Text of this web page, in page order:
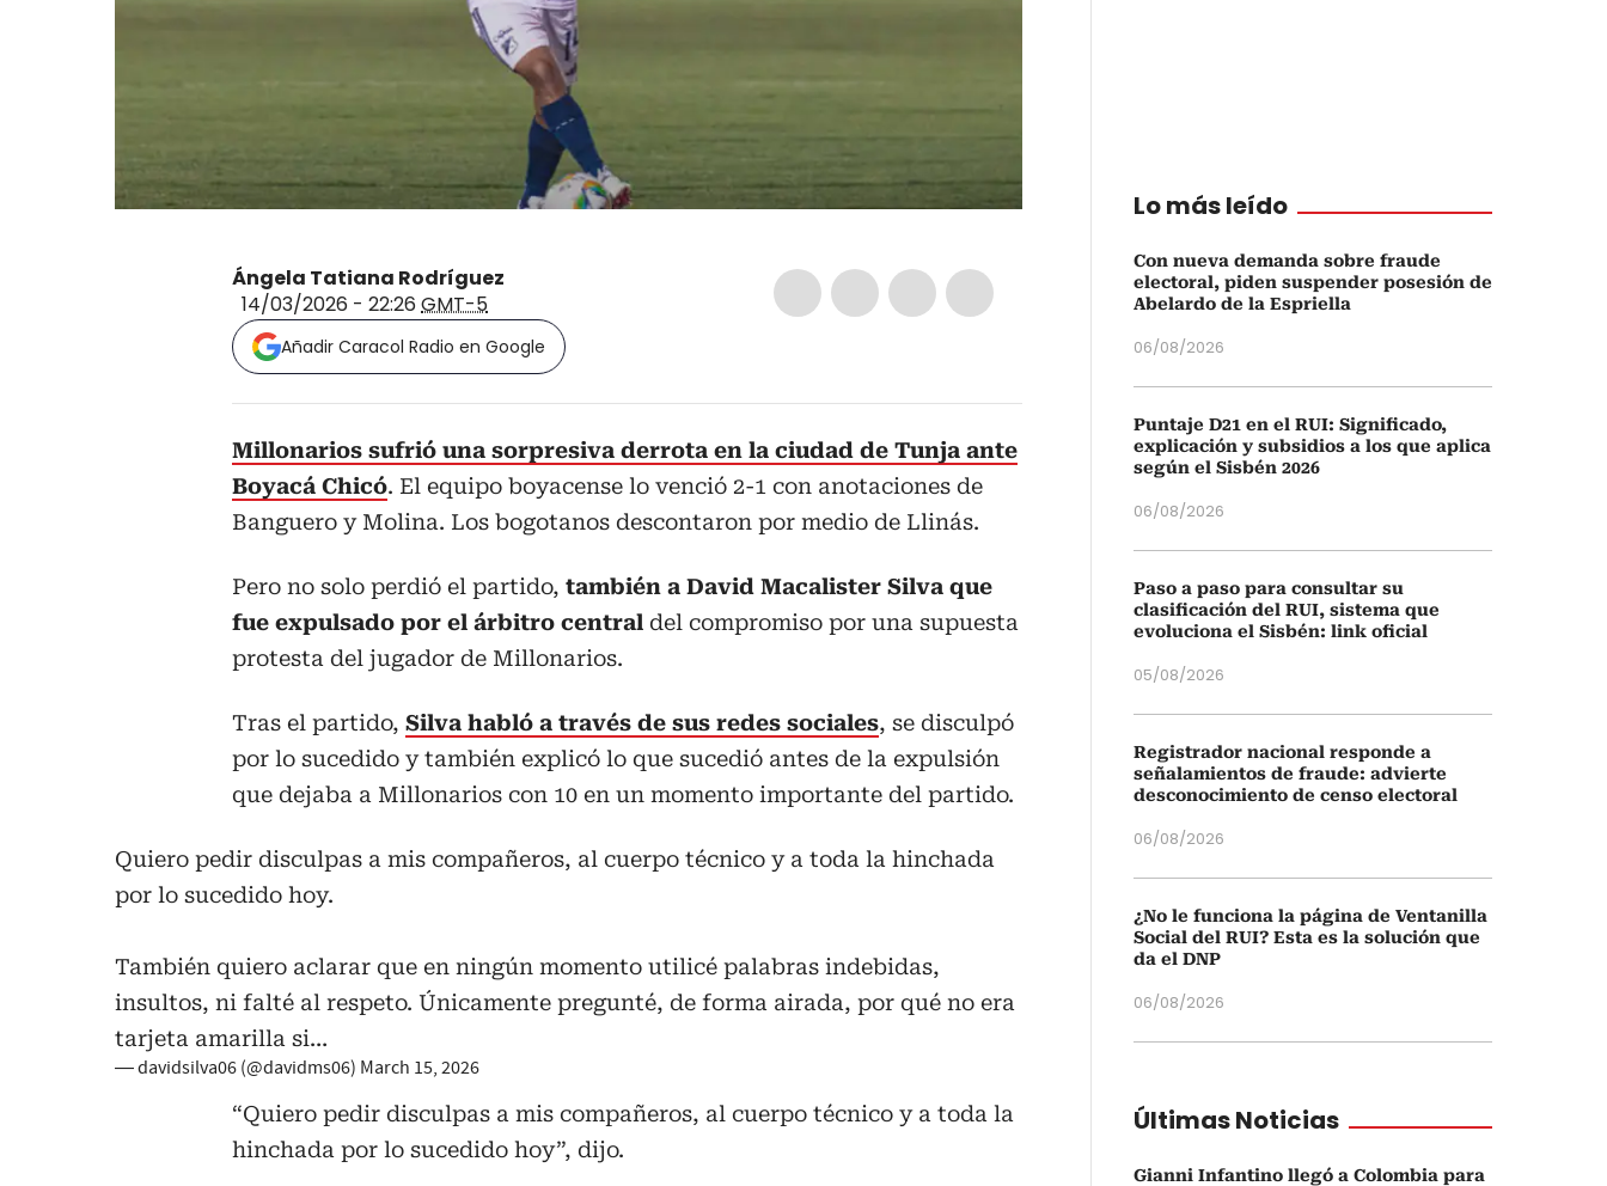
Ángela Tatiana Rodríguez
14/03/2026 - 22:26 GMT-5
Añadir Caracol Radio en Google
Millonarios sufrió una sorpresiva derrota en la ciudad de Tunja ante
Boyacá Chicó. El equipo boyacense lo venció 2-1 con anotaciones de
Banguero y Molina. Los bogotanos descontaron por medio de Llinás.
Pero no solo perdió el partido, también a David Macalister Silva que
fue expulsado por el árbitro central del compromiso por una supuesta
protesta del jugador de Millonarios.
Tras el partido, Silva habló a través de sus redes sociales, se disculpó
por lo sucedido y también explicó lo que sucedió antes de la expulsión
que dejaba a Millonarios con 10 en un momento importante del partido.
Quiero pedir disculpas a mis compañeros, al cuerpo técnico y a toda la hinchada
por lo sucedido hoy.
También quiero aclarar que en ningún momento utilicé palabras indebidas,
insultos, ni falté al respeto. Únicamente pregunté, de forma airada, por qué no era
tarjeta amarilla si…
— davidsilva06 (@davidms06) March 15, 2026
“Quiero pedir disculpas a mis compañeros, al cuerpo técnico y a toda la
hinchada por lo sucedido hoy”, dijo.
Lo más leído
Con nueva demanda sobre fraude
electoral, piden suspender posesión de
Abelardo de la Espriella
06/08/2026
Puntaje D21 en el RUI: Significado,
explicación y subsidios a los que aplica
según el Sisbén 2026
06/08/2026
Paso a paso para consultar su
clasificación del RUI, sistema que
evoluciona el Sisbén: link oficial
05/08/2026
Registrador nacional responde a
señalamientos de fraude: advierte
desconocimiento de censo electoral
06/08/2026
¿No le funciona la página de Ventanilla
Social del RUI? Esta es la solución que
da el DNP
06/08/2026
Últimas Noticias
Gianni Infantino llegó a Colombia para